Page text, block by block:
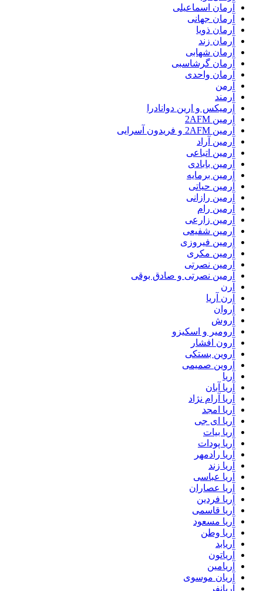
آرمان اسماعیلی
آرمان جهانی
آرمان ذویا
آرمان زند
آرمان شهابی
آرمان گرشاسبی
آرمان واحدی
آرمن
آرمند
آرمیکس و ارین دوانادرا
آرمین 2AFM
آرمین 2AFM و فریدون آسرایی
آرمین آراد
آرمین اتباعی
آرمین بابادی
آرمین برمایه
آرمین حیاتی
آرمین رازانی
آرمین رام
آرمین زارعی
آرمین شفیعی
آرمین فیروزی
آرمین مکری
آرمین نصرتی
آرمین نصرتی و صادق بوقی
آرن
آرن آریا
آروان
آروش
آرومیر و اسکیزو
آرون افشار
آروین بستکی
آروین صمیمی
آریا
آریا آبان
آریا آرام نژاد
آریا امجد
آریا ای جی
آریا بیات
آریا پودات
آریا رادمهر
آریا زند
آریا عباسی
آریا عصاران
آریا فردین
آریا قاسمی
آریا مسعود
آریا وطن
آریابد
آریاتون
آریامین
آریان موسوی
آریانفر